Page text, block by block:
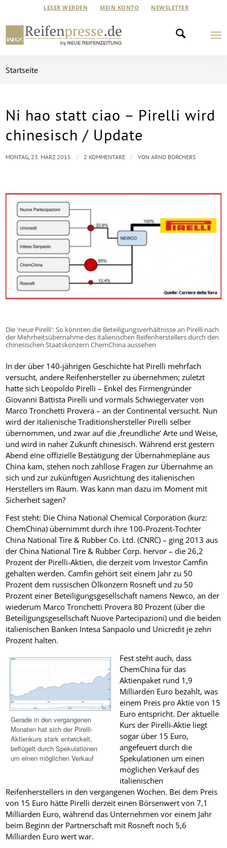
LESER WERDEN MEIN KONTO NEWSLETTER
Startseite
Ni hao statt ciao – Pirelli wird
chinesisch / Update
Die 'neue Pirelli': So könnten die Beteiligungsverhältnisse an Pirelli nach
der Mehrheitsübernahme des italienischen Reifenherstellers durch den
chinesischen Staatskonzern ChemChina aussehen
In der über 140-jährigen Geschichte hat Pirelli mehrfach
versucht, andere Reifenhersteller zu übernehmen; zuletzt
hatte sich Leopoldo Pirelli – Enkel des Firmengründer
Giovanni Battista Pirelli und vormals Schwiegervater von
Marco Tronchetti Provera – an der Continental versucht. Nun
wird der italienische Traditionshersteller Pirelli selber
übernommen, und zwar auf die ‚freundliche’ Arte und Weise,
und wird in naher Zukunft chinesisch. Während erst gestern
Abend eine offizielle Bestätigung der Übernahmepläne aus
China kam, stehen noch zahllose Fragen zur Übernahme an
sich und zur zukünftigen Ausrichtung des italienischen
Herstellers im Raum. Was kann man dazu im Moment mit
Sicherheit sagen?
Fest steht: Die China National Chemical Corporation (kurz:
ChemChina) übernimmt durch ihre 100-Prozent-Tochter
China National Tire & Rubber Co. Ltd. (CNRC) – ging 2013 aus
der China National Tire & Rubber Corp. hervor – die 26,2
Prozent der Pirelli-Aktien, die derzeit vom Investor Camfin
gehalten werden. Camfin gehört seit einem Jahr zu 50
Prozent dem russischen Ölkonzern Rosneft und zu 50
Prozent einer Beteiligungsgesellschaft namens Newco, an der
wiederum Marco Tronchetti Provera 80 Prozent (über die
Beteiligungsgesellschaft Nuove Partecipazioni) und die beiden
italienischen Banken Intesa Sanpaolo und Unicredit je zehn
Prozent halten.
Gerade in den vergangenen
Monaten hat sich der Pirelli-
Aktienkurs stark entwickelt,
beflügelt durch Spekulationen
um einen möglichen Verkauf
Fest steht auch, dass
ChemChina für das
Aktienpaket rund 1,9
Milliarden Euro bezahlt, was
einem Preis pro Aktie von 15
Euro entspricht. Der aktuelle
Kurs der Pirelli-Aktie liegt
sogar über 15 Euro,
angefeuert durch die
Spekulationen um einen
möglichen Verkauf des
italienischen
Reifenherstellers in den vergangenen Wochen. Bei dem Preis
von 15 Euro hätte Pirelli derzeit einen Börsenwert von 7,1
Milliarden Euro, während das Unternehmen vor einem Jahr
beim Beginn der Partnerschaft mit Rosneft noch 5,6
Milliarden Euro wert war.
MONTAG, 23. MÄRZ 2015 / 2 KOMMENTARE / VONARNO BORCHERS
sagt:
sagt: